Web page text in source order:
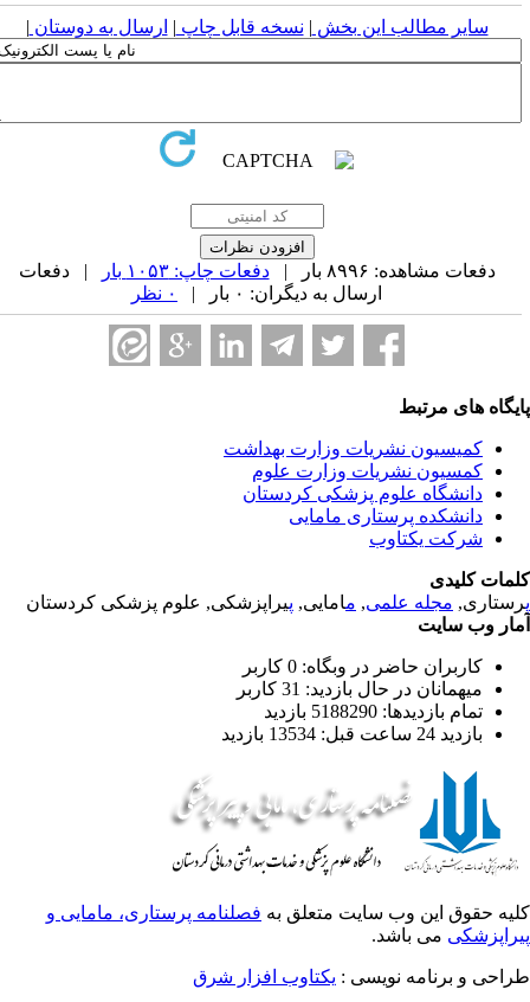
سایر مطالب این بخش | نسخه قابل چاپ| ارسال به دوستان|
دفعات مشاهده: ۸۹۹۶ بار | دفعات چاپ: ۱۰۵۳ بار
| دفعات
ارسال به دیگران: ۰ بار |
های مرتبط
کمیسیون نشریات وزارت بهداشت
کمسیون نشریات وزارت علوم
دانشگاه علوم پزشکی کردستان
دانشکده پرستاری مامایی
شرکت یکتاوب
کلیدی
مجله علمی, م امایی, پیراپزشکی, علوم پزشکی کردستان
وب سایت
کاربران حاضر در وبگاه: 0 کاربر
میهمانان در حال بازدید: 31 کاربر
تمام بازدید‌ها: 5188290 بازدید
بازدید 24 ساعت قبل: 13534 بازدید
حقوق این وب سایت متعلق بهفصلنامه پرستاری، مامایی و
می باشد.
و برنامه نویسی : یکتاوب افزار شرق